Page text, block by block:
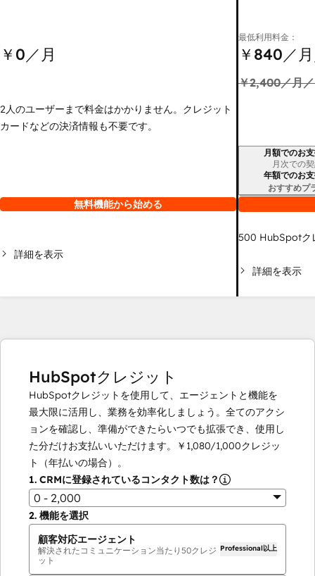
￥0／月
2人のユーザーまで料金はかかりません。クレジット
カードなどの決済情報も不要です。
無料機能から始める
詳細を表示
最低利用料金：
￥840／
￥2,400／月
請求期間月額でのお
月次での
年額でのお
おすすめプ
500 HubSpotク
詳細を表示
HubSpotクレジット
HubSpotクレジットを使用して、エージェントと機能を
最大限に活用し、業務を効率化しましょう。全てのアクシ
ョンを確認し、準備ができたらいつでも拡張でき、使用し
た分だけお支払いいただけます。
￥1,080/1,000クレジッ
ト（年払いの場合）。
1. CRMに登録されているコンタクト数は？
0 - 2,000
2. 機能を選択
顧客対応エージェント
解決されたコミュニケーション当たり 50クレジ
ット
Professional以上